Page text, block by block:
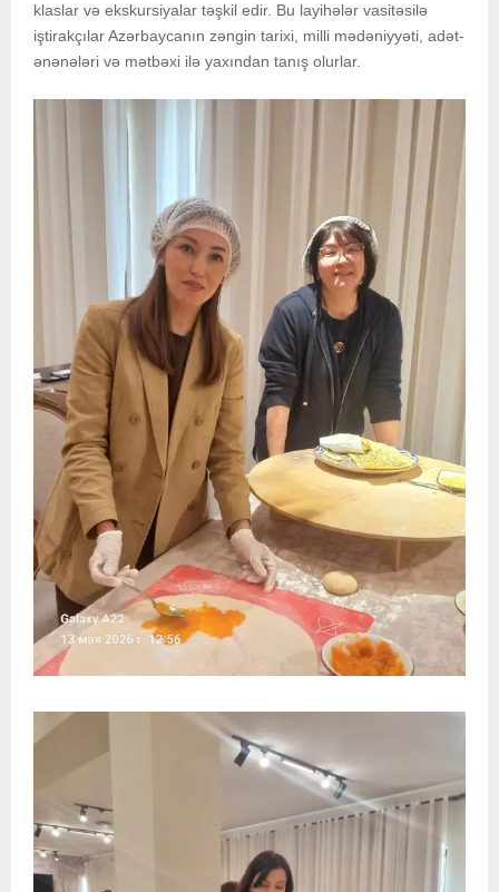
klaslar və ekskursiyalar təşkil edir. Bu layihələr vasitəsilə
iştirakçılar Azərbaycanın zəngin tarixi, milli mədəniyyəti, adət-
ənənələri və mətbəxi ilə yaxından tanış olurlar.